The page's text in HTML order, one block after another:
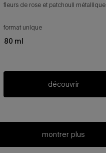
fleurs de rose et patchouli métallique
format unique
80 ml
découvrir
montrer plus